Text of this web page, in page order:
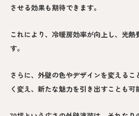
させる効果も期待できます。
これにより、冷暖房効率が向上し、光熱
す。
さらに、外壁の色やデザインを変えるこ
く変え、新たな魅力を引き出すことも可